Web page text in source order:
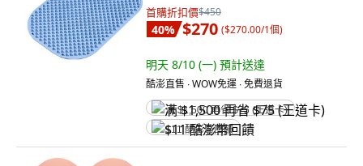
首購折扣價$450
40% $270 ($270.00/1個)
明天 8/10 (一) 預計送達
酷澎直售 ∙ WOW免運 ∙ 免費退貨
满 $1,500 再省 $75 (王道卡)
$11 酷澎幣回饋